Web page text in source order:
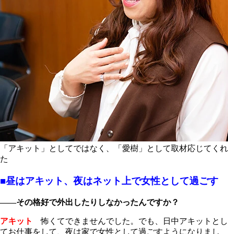
「アキット」としてではなく、「愛樹」として取材応じてくれ
た
■昼はアキット、夜はネット上で女性として過ごす
――その格好で外出したりしなかったんですか？
アキット
怖くてできませんでした。でも、日中アキットとし
てお仕事をして、夜は家で女性として過ごすようになりまし